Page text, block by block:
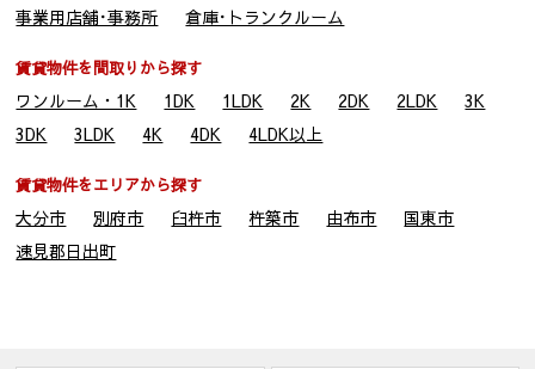
・株式会社シティ開発
・賃貸借契約に付随する保証契約及び保証委託契約並びにそれ
に関連する業務
〔上記お客様情報の管理責任者〕
・株式会社別大興産
５．本人が個人情報を与えることの任意性及び当該情報を与え
なかった場合に本人に生じる結果
事業用店舗･事務所
倉庫･トランクルーム
賃貸物件を間取りから探す
ワンルーム・1K 1DK 1LDK 2K 2DK 2LDK
3K
3DK
3LDK 4K 4DK 4LDK以上
賃貸物件をエリアから探す
大分市 別府市 臼杵市 杵築市 由布市
国東市
速見郡日出町